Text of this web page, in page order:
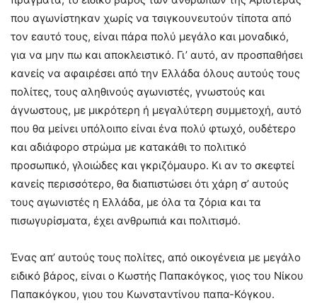
που αγωνίστηκαν χωρίς να τσιγκουνευτούν τίποτα από
τον εαυτό τους, είναι πάρα πολύ μεγάλο και μοναδικό,
για να μην πω και αποκλειστικό. Γι’ αυτό, αν προσπαθήσει
κανείς να αφαιρέσει από την Ελλάδα όλους αυτούς τους
πολίτες, τους αληθινούς αγωνιστές, γνωστούς και
άγνωστους, με μικρότερη ή μεγαλύτερη συμμετοχή, αυτό
που θα μείνει υπόλοιπο είναι ένα πολύ φτωχό, ουδέτερο
και αδιάφορο στρώμα με κατακάθι το πολιτικό
προσωπικό, γλοιώδες και γκριζόμαυρο. Κι αν το σκεφτεί
κανείς περισσότερο, θα διαπιστώσει ότι χάρη σ’ αυτούς
τους αγωνιστές η Ελλάδα, με όλα τα ζόρια και τα
πισωγυρίσματα, έχει ανθρωπιά και πολιτισμό.
Ένας απ’ αυτούς τους πολίτες, από οικογένεια με μεγάλο
ειδικό βάρος, είναι ο Κωστής Παπακόγκος, γιος του Νίκου
Παπακόγκου, γιου του Κωνσταντίνου παπα-Κόγκου.